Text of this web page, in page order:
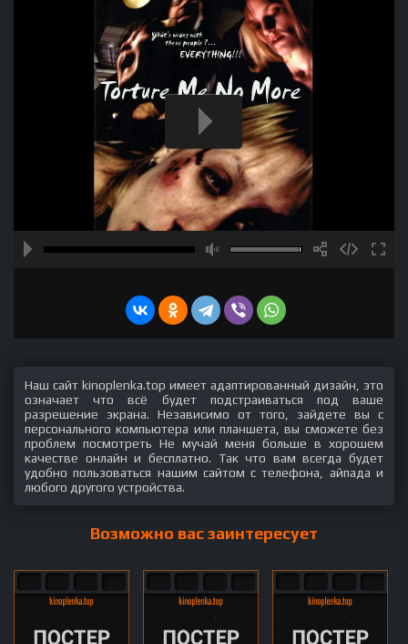
Наш сайт kinoplenka.top имеет адаптированный дизайн, это
означает что всё будет подстраиваться под ваше
разрешение экрана. Независимо от того, зайдете вы с
персонального компьютера или планшета, вы сможете без
проблем посмотреть Не мучай меня больше в хорошем
качестве онлайн и бесплатно. Так что вам всегда будет
удобно пользоваться нашим сайтом с телефона, айпада и
любого другого устройства.
Возможно вас заинтересует